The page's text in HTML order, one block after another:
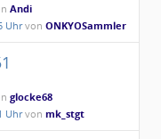
Andi
UhrvonONKYOSammler
glocke68
Uhrvonmk_stgt